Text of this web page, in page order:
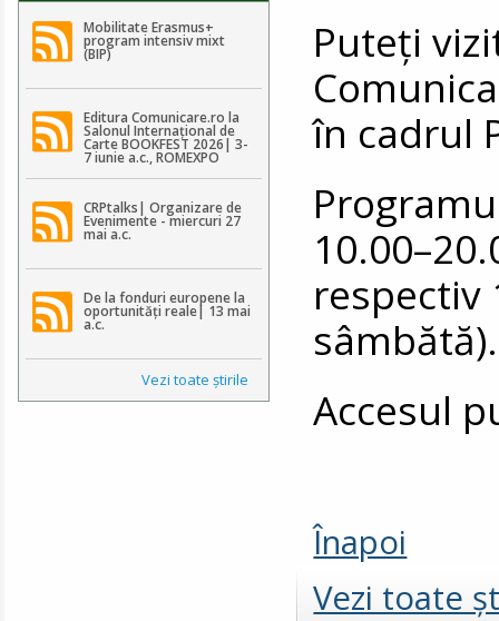
Mobilitate Erasmus+
program intensiv mixt
(BIP)
Editura Comunicare.ro la
Salonul Internațional de
Carte BOOKFEST 2026| 3-
7 iunie a.c., ROMEXPO
CRPtalks| Organizare de
Evenimente - miercuri 27
mai a.c.
De la fonduri europene la
oportunități reale| 13 mai
a.c.
Vezi toate ştirile
Puteţi
în cadrul
respectiv
sâmbătă).
Accesul
Înapoi
Vezi toate